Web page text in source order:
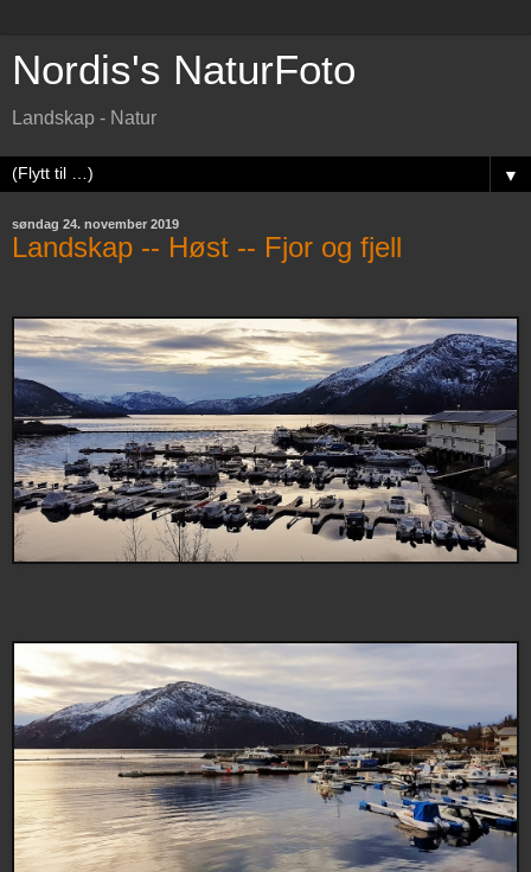
Nordis's NaturFoto
Landskap - Natur
▼
søndag 24. november 2019
Landskap -- Høst -- Fjor og fjell